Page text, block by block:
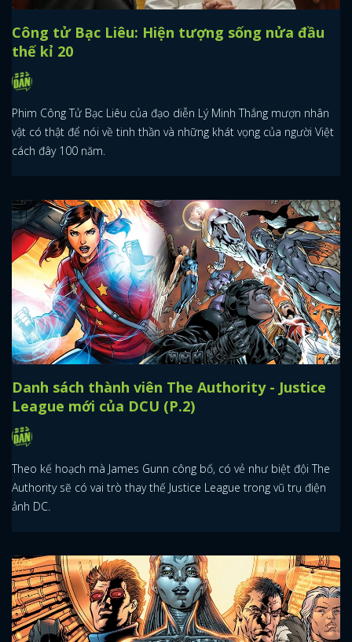
Công tử Bạc Liêu: Hiện tượng sống nửa đầu
thế kỉ 20
Phim Công Tử Bạc Liêu của đạo diễn Lý Minh Thắng mượn nhân
vật có thật để nói về tinh thần và những khát vọng của người Việt
cách đây 100 năm.
Danh sách thành viên The Authority - Justice
League mới của DCU (P.2)
Theo kế hoạch mà James Gunn công bố, có vẻ như biệt đội The
Authority sẽ có vai trò thay thế Justice League trong vũ trụ điện
ảnh DC.